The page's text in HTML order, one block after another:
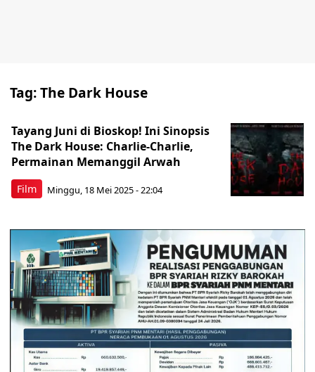
Tag:The Dark House
Film
Tayang Juni di Bioskop! Ini Sinopsis
The Dark House: Charlie-Charlie,
Permainan Memanggil Arwah
Minggu, 18 Mei 2025 - 22:04